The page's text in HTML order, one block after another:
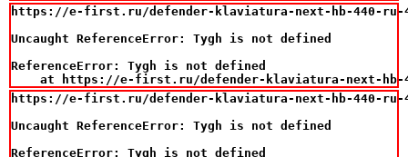
https://e-first.ru/defender-klaviatura-next-hb-440-ru-
Uncaught ReferenceError: Tygh is not defined
ReferenceError: Tygh is not defined
at https://e-first.ru/defender-klaviatura-next-
https://e-first.ru/defender-klaviatura-next-hb-440-ru-
Uncaught ReferenceError: Tygh is not defined
ReferenceError: Tygh is not defined